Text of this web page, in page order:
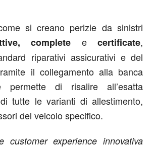
si creano perizie da sinistri
complete e certificate,
riparativi assicurativi e del
il collegamento alla banca
di risalire all’esatta
tutte le varianti di allestimento,
del veicolo specifico.
customer experience innovativa